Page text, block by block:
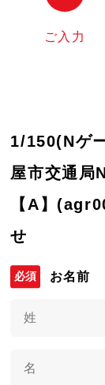
ご入力
1/150(Nゲ
屋市交通局
【A】
せ
お名前